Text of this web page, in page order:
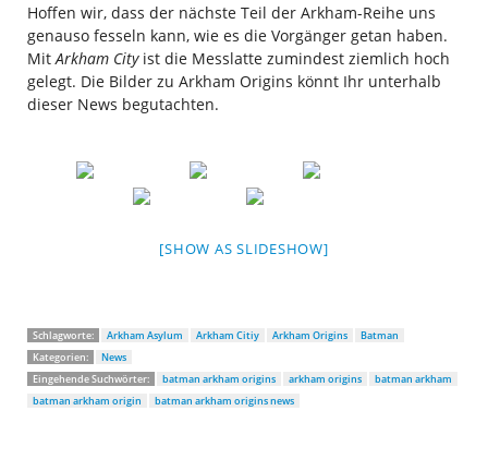
Hoffen wir, dass der nächste Teil der Arkham-Reihe uns
genauso fesseln kann, wie es die Vorgänger getan haben.
Mit Arkham Cityist die Messlatte zumindest ziemlich hoch
gelegt. Die Bilder zu Arkham Origins könnt Ihr unterhalb
dieser News begutachten.
[SHOW AS SLIDESHOW]
Schlagworte: Arkham Asylum Arkham Citiy Arkham Origins
Batman
Kategorien:
News
Eingehende Suchwörter:
batman arkham origins arkham origins
batman arkham
batman arkham origin
batman arkham origins news